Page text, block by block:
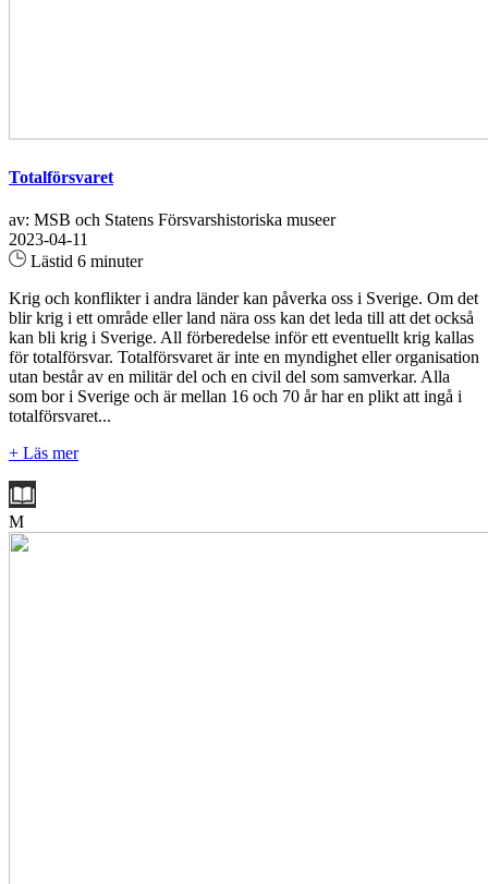
Totalförsvaret
av: MSB och Statens Försvarshistoriska museer
2023-04-11
Lästid 6 minuter
Krig och konflikter i andra länder kan påverka oss i Sverige. Om det
blir krig i ett område eller land nära oss kan det leda till att det också
kan bli krig i Sverige. All förberedelse inför ett eventuellt krig kallas
för totalförsvar. Totalförsvaret är inte en myndighet eller organisation
utan består av en militär del och en civil del som samverkar. Alla
som bor i Sverige och är mellan 16 och 70 år har en plikt att ingå i
totalförsvaret...
+ Läs mer
M